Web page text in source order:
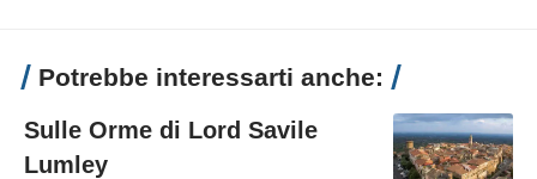
Potrebbe interessarti anche:
Sulle Orme di Lord Savile
Lumley